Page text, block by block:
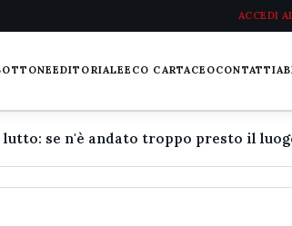
ACCEDI
EDITORIALEECO CARTACEOCONTATTI